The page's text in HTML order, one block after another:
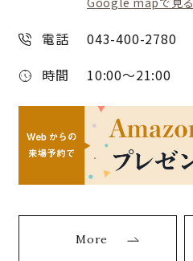
電話
043-400-2780
時間
10:00～21:00
More